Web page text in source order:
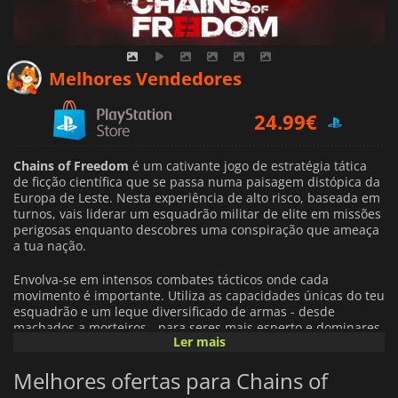
Melhores Vendedores
24.99€
Chains of Freedom é um cativante jogo de estratégia tática
de ficção científica que se passa numa paisagem distópica da
Europa de Leste. Nesta experiência de alto risco, baseada em
turnos, vais liderar um esquadrão militar de elite em missões
perigosas enquanto descobres uma conspiração que ameaça
a tua nação.
Envolva-se em intensos combates tácticos onde cada
movimento é importante. Utiliza as capacidades únicas do teu
esquadrão e um leque diversificado de armas - desde
machados a morteiros - para seres mais esperto e dominares
os teus inimigos. À medida que navegas numa história
encontrarás cientistas desonestos e experiências de controlo
da mente que podem alterar o destino do teu país.
Ler mais
Melhores ofertas para Chains of